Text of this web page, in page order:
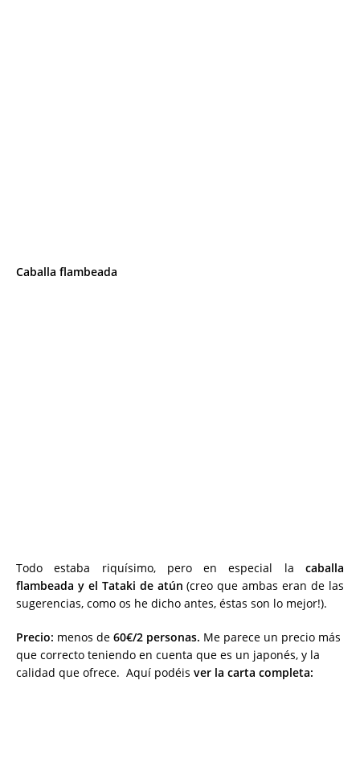
Caballa flambeada
Todo estaba riquísimo, pero en especial la caballa
flambeada y el Tataki de atún (creo que ambas eran de las
sugerencias, como os he dicho antes, éstas son lo mejor!).
Precio: menos de 60€/2 personas. Me parece un precio más
que correcto teniendo en cuenta que es un japonés, y la
calidad que ofrece. Aquí podéis ver la carta completa: